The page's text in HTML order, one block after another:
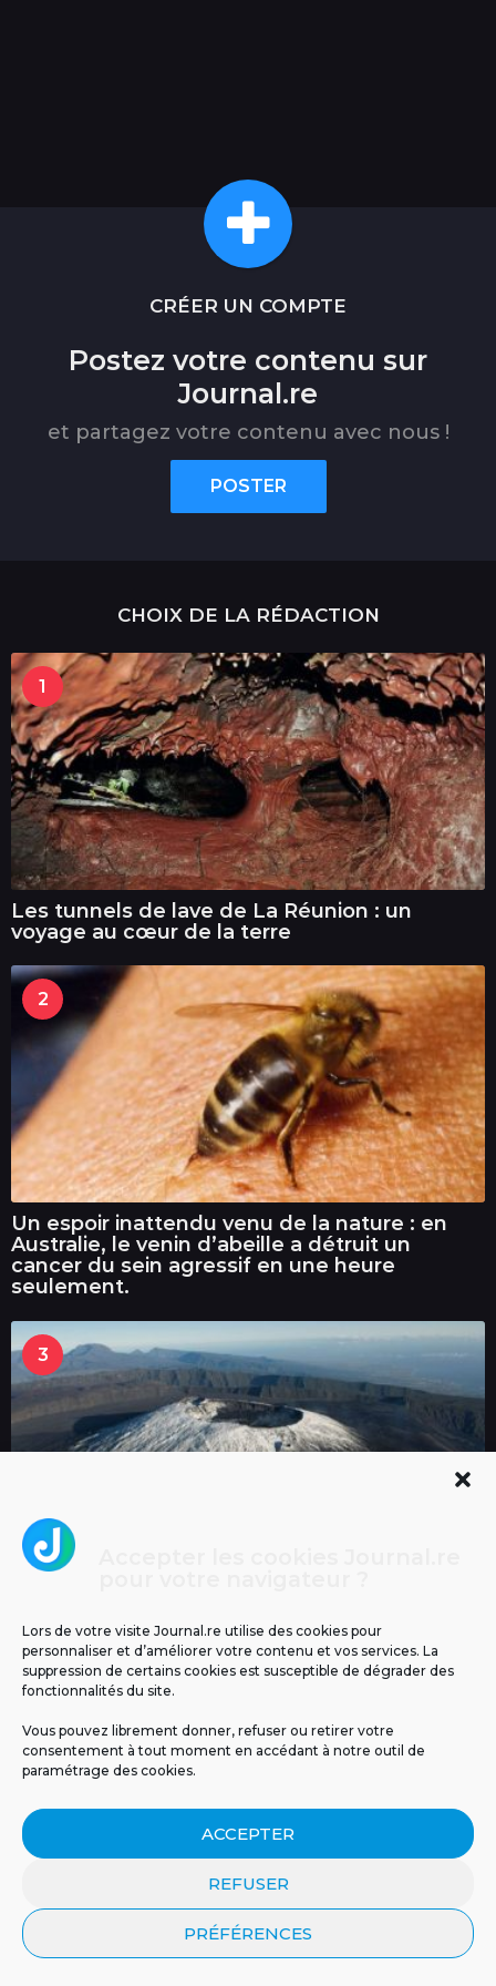
Lors de votre visite Journal.re utilise des cookies pour
personnaliser et d’améliorer votre contenu et vos services. La
suppression de certains cookies est susceptible de dégrader des
fonctionnalités du site.
Vous pouvez librement donner, refuser ou retirer votre
consentement à tout moment en accédant à notre outil de
paramétrage des cookies.
ACCEPTER
REFUSER
PRÉFÉRENCES
CRÉER UN COMPTE
Postez votre contenu sur
Journal.re
et partagez votre contenu avec nous !
POSTER
CHOIX DE LA RÉDACTION
1
Les tunnels de lave de La Réunion : un
voyage au cœur de la terre
2
Un espoir inattendu venu de la nature : en
Australie, le venin d’abeille a détruit un
cancer du sein agressif en une heure
seulement.
3
Températures glaciales au volcan : -2°C
4
Un tunnel pour relier La Réunion à Maurice ?
5